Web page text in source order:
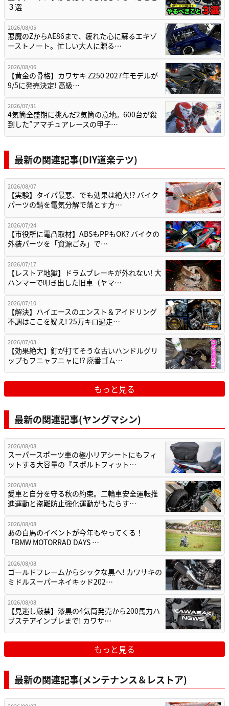
３選
2026/08/05
悪魔のZからAE86まで、疲れた心に蘇るエキゾ
ーストノート。忙しい大人に贈る…
2026/08/06
【黄金の骨格】カワサキ Z250 2027年モデルが
9/5に発売決定! 高級…
2026/07/31
4気筒全盛期に挑んだ2気筒の意地。600台が殺
到した”アマチュアレースの甲子…
最新の関連記事(DIY道楽テツ)
2026/08/07
【実験】タイパ最悪、でも効果は絶大!? バイク
パーツの錆を電気分解で落とす方…
2026/07/24
【市役所に電凸取材】ABSもPPもOK? バイクの
外装パーツを「資源ごみ」で…
2026/07/17
【レストア地獄】ドラムブレーキが外れない! 大
ハンマーで叩き出した旧車（ヤマ…
2026/07/10
【解決】ハイエースのエンスト＆アイドリング
不調はここを疑え! 25万キロ過走…
2026/07/03
【効果絶大】釘が打てそうな古いハンドルグリ
ップもフニャフニャに!? 廃番ゴム…
もっと見る
最新の関連記事(ヤングマシン)
2026/08/08
スーパースポーツ車の極小リアシートにもフィ
ットする大容量の『スポルトフィット…
2026/08/08
愛車と自分を守る秋の約束。二輪車安全運転推
進運動と盗難防止強化運動がもたらす…
2026/08/08
あの白馬のイベントが今年もやってくる！
「BMW MOTORRAD DAYS …
2026/08/08
ゴールドフレームからシックな黒へ! カワサキの
ミドルスーパーネイキッド202…
2026/08/08
【見逃し厳禁】漆黒の4気筒発売から200馬力ハ
ブステアインプレまで! カワサ…
もっと見る
最新の関連記事(メンテナンス＆レストア)